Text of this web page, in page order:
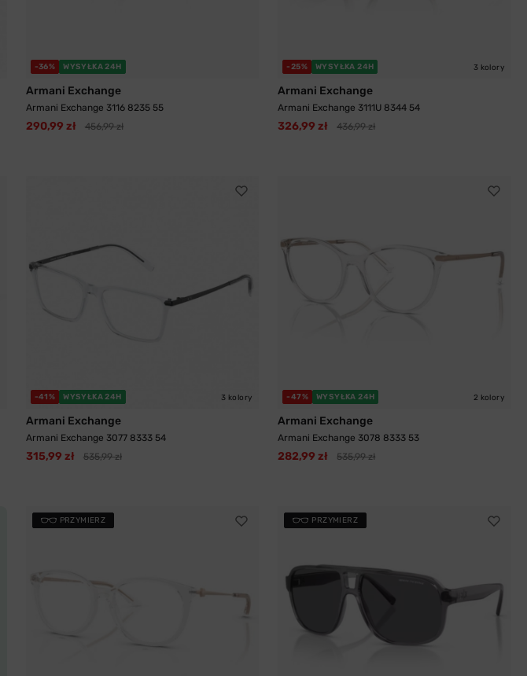
-36% WYSYŁKA 24H
Armani Exchange
Armani Exchange 3116 8235 55
290,99 zł 456,99 zł
-25% WYSYŁKA 24H 3 kolory
Armani Exchange
Armani Exchange 3111U 8344 54
326,99 zł 436,99 zł
-41% WYSYŁKA 24H 3 kolory
Armani Exchange
Armani Exchange 3077 8333 54
315,99 zł 535,99 zł
-47% WYSYŁKA 24H 2 kolory
Armani Exchange
Armani Exchange 3078 8333 53
282,99 zł 535,99 zł
PRZYMIERZ PRZYMIERZ